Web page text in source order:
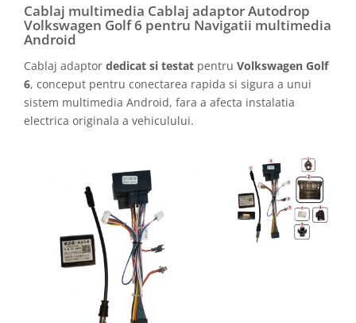
Cablaj multimedia Cablaj adaptor Autodrop
Volkswagen Golf 6 pentru Navigatii multimedia
Android
Cablaj adaptor dedicat si testat pentru Volkswagen Golf
6, conceput pentru conectarea rapida si sigura a unui
sistem multimedia Android, fara a afecta instalatia
electrica originala a vehiculului.